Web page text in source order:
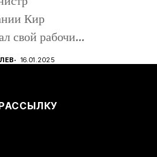
Кир
свой рабочий
с...
16.01.2025